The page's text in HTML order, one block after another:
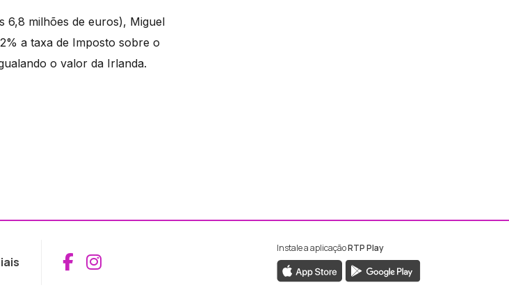
6,8 milhões de euros), Miguel
a taxa de Imposto sobre o
o valor da Irlanda.
Aceder ao Facebook da RTP Madeira
Aceder ao Instagram da RTP Madeira
Instale a aplicaçãoRTP Play